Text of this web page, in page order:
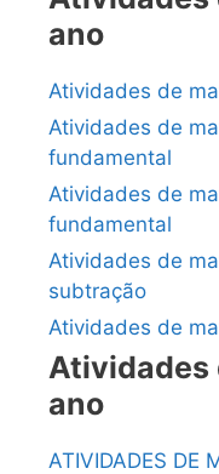
ano
Atividades de
Atividades de
fundamental
Atividades de
fundamental
Atividades de
subtração
Atividades de
Atividades
ano
ATIVIDADES DE